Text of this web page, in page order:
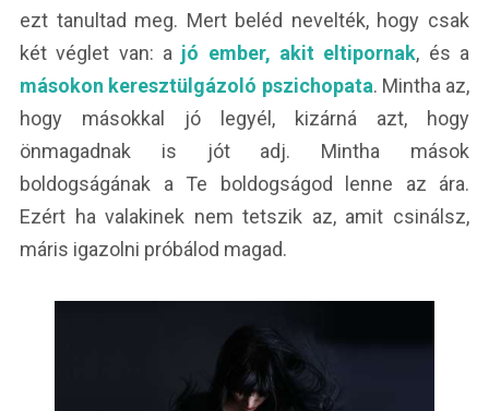
ezt tanultad meg. Mert beléd nevelték, hogy csak
két véglet van: a jó ember, akit eltipornak, és a
másokon keresztülgázoló pszichopata. Mintha az,
hogy másokkal jó legyél, kizárná azt, hogy
önmagadnak is jót adj. Mintha mások
boldogságának a Te boldogságod lenne az ára.
Ezért ha valakinek nem tetszik az, amit csinálsz,
máris igazolni próbálod magad.